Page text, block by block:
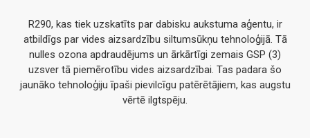
R290, kas tiek uzskatīts par dabisku aukstuma aģentu, ir
atbildīgs par vides aizsardzību siltumsūkņu tehnoloģijā. Tā
nulles ozona apdraudējums un ārkārtīgi zemais GSP (3)
uzsver tā piemērotību vides aizsardzībai. Tas padara šo
jaunāko tehnoloģiju īpaši pievilcīgu patērētājiem, kas augstu
vērtē ilgtspēju.